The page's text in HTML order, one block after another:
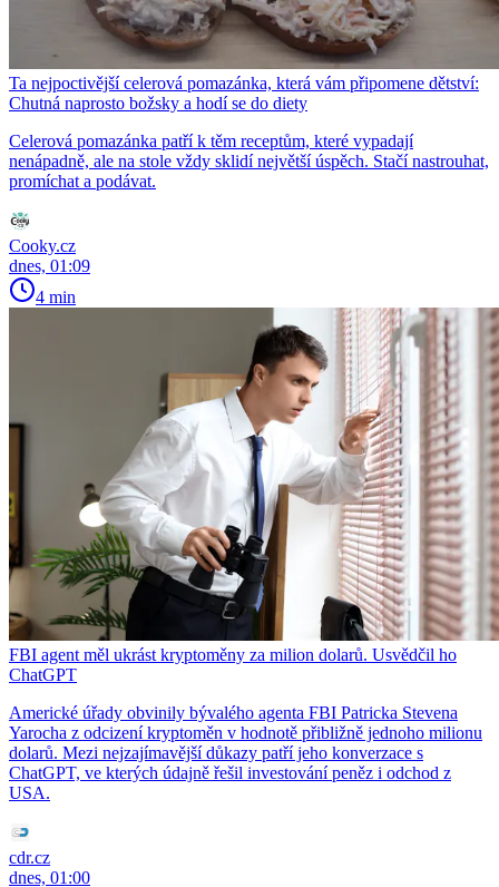
Ta nejpoctivější celerová pomazánka, která vám připomene dětství:
Chutná naprosto božsky a hodí se do diety
Celerová pomazánka patří k těm receptům, které vypadají
nenápadně, ale na stole vždy sklidí největší úspěch. Stačí nastrouhat,
promíchat a podávat.
Cooky.cz
dnes, 01:09
4 min
FBI agent měl ukrást kryptoměny za milion dolarů. Usvědčil ho
ChatGPT
Americké úřady obvinily bývalého agenta FBI Patricka Stevena
Yarocha z odcizení kryptoměn v hodnotě přibližně jednoho milionu
dolarů. Mezi nejzajímavější důkazy patří jeho konverzace s
ChatGPT, ve kterých údajně řešil investování peněz i odchod z
USA.
cdr.cz
dnes, 01:00